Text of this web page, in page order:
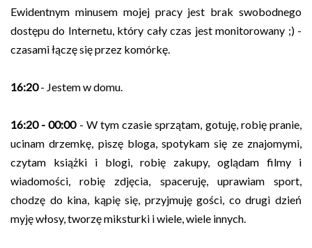
Ewidentnym minusem mojej pracy jest brak swobodnego
dostępu do Internetu, który cały czas jest monitorowany ;) -
czasami łączę się przez komórkę.
16:20- Jestem w domu.
16:20 - 00:00- W tym czasie sprzątam, gotuję, robię pranie,
ucinam drzemkę, piszę bloga, spotykam się ze znajomymi,
czytam książki i blogi, robię zakupy, oglądam filmy i
wiadomości, robię zdjęcia, spaceruję, uprawiam sport,
chodzę do kina, kąpię się, przyjmuję gości, co drugi dzień
myję włosy, tworzę miksturki i wiele, wiele innych.